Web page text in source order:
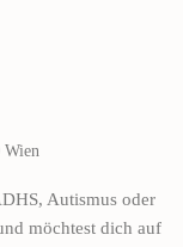
Wien
Autismus oder
möchtest dich auf